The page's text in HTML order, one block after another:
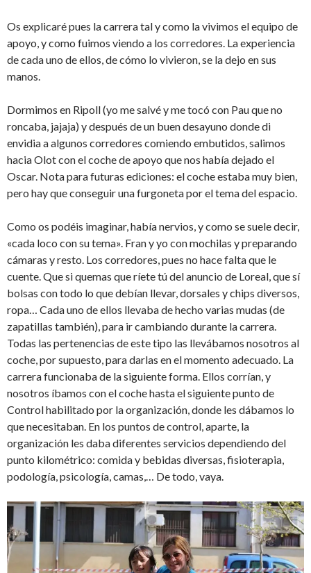
Os explicaré pues la carrera tal y como la vivimos el equipo de
apoyo, y como fuimos viendo a los corredores. La experiencia
de cada uno de ellos, de cómo lo vivieron, se la dejo en sus
manos.
Dormimos en Ripoll (yo me salvé y me tocó con Pau que no
roncaba, jajaja) y después de un buen desayuno donde di
envidia a algunos corredores comiendo embutidos, salimos
hacia Olot con el coche de apoyo que nos había dejado el
Oscar. Nota para futuras ediciones: el coche estaba muy bien,
pero hay que conseguir una furgoneta por el tema del espacio.
Como os podéis imaginar, había nervios, y como se suele decir,
«cada loco con su tema». Fran y yo con mochilas y preparando
cámaras y resto. Los corredores, pues no hace falta que le
cuente. Que si quemas que ríete tú del anuncio de Loreal, que sí
bolsas con todo lo que debían llevar, dorsales y chips diversos,
ropa… Cada uno de ellos llevaba de hecho varias mudas (de
zapatillas también), para ir cambiando durante la carrera.
Todas las pertenencias de este tipo las llevábamos nosotros al
coche, por supuesto, para darlas en el momento adecuado. La
carrera funcionaba de la siguiente forma. Ellos corrían, y
nosotros íbamos con el coche hasta el siguiente punto de
Control habilitado por la organización, donde les dábamos lo
que necesitaban. En los puntos de control, aparte, la
organización les daba diferentes servicios dependiendo del
punto kilométrico: comida y bebidas diversas, fisioterapia,
podología, psicología, camas,… De todo, vaya.